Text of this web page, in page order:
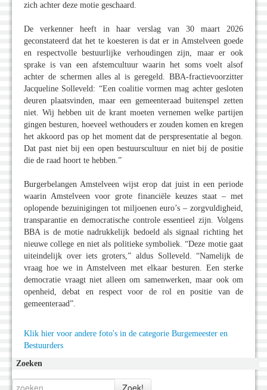
zich achter deze motie geschaard.
De verkenner heeft in haar verslag van 30 maart 2026
geconstateerd dat het te koesteren is dat er in Amstelveen goede
en respectvolle bestuurlijke verhoudingen zijn, maar er ook
sprake is van een afstemcultuur waarin het soms voelt alsof
achter de schermen alles al is geregeld. BBA-fractievoorzitter
Jacqueline Solleveld: “Een coalitie vormen mag achter gesloten
deuren plaatsvinden, maar een gemeenteraad buitenspel zetten
niet. Wij hebben uit de krant moeten vernemen welke partijen
gingen besturen, hoeveel wethouders er zouden komen en kregen
het akkoord pas op het moment dat de perspresentatie al begon.
Dat past niet bij een open bestuurscultuur en niet bij de positie
die de raad hoort te hebben.”
Burgerbelangen Amstelveen wijst erop dat juist in een periode
waarin Amstelveen voor grote financiële keuzes staat – met
oplopende bezuinigingen tot miljoenen euro’s – zorgvuldigheid,
transparantie en democratische controle essentieel zijn. Volgens
BBA is de motie nadrukkelijk bedoeld als signaal richting het
nieuwe college en niet als politieke symboliek. “Deze motie gaat
uiteindelijk over iets groters,” aldus Solleveld. “Namelijk de
vraag hoe we in Amstelveen met elkaar besturen. Een sterke
democratie vraagt niet alleen om samenwerken, maar ook om
openheid, debat en respect voor de rol en positie van de
gemeenteraad”.
Klik hier voor andere foto's in de categorie Burgemeester en
Bestuurders
Zoeken